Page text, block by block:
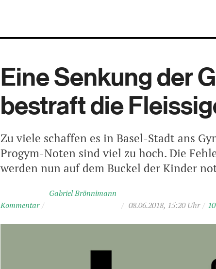
Eine Senkung der
bestraft die
Zu viele schaffen es in Basel-Stadt ans
Progym-Noten sind viel zu hoch. Die
werden nun auf dem Buckel der Kinder
Kommentar /
Gabriel Brönnimann
/ 08.06.2018, 15:20 Uhr /